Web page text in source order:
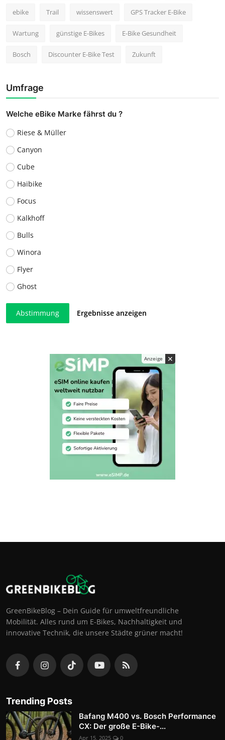
ebike Trail wissenswert GPS Tracker E-Bike
Wartung günstige E-Bikes E-Bike Gesundheit
Bosch Discounter E-Bike Test Zukunft
Umfrage
Welche eBike Marke fährst du ?
Riese & Müller
Canyon
Cube
Haibike
Focus
Kalkhoff
Bulls
Winora
Flyer
Ghost
Abstimmung Ergebnisse anzeigen
Anzeige ✕
GreenBikeBlog – Dein Guide für umweltfreundliche
Mobilität. Alles rund um E-Bikes, Nachhaltigkeit und
innovative Technik, die unsere Städte grüner macht!
Trending Posts
Bafang M400 vs. Bosch Performance
CX: Der große E-Bike-...
Apr 15, 2025 0